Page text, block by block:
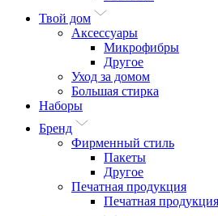
Твой дом
Аксессуары
Микрофибры
Другое
Уход за домом
Большая стирка
Наборы
Бренд
Фирменный стиль
Пакеты
Другое
Печатная продукция
Печатная продукция